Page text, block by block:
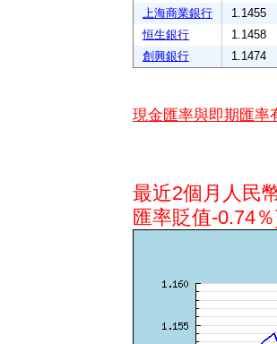
上海商業銀行
1.1455
恒生銀行
1.1458
創興銀行
1.1474
現金匯率與即期匯率
最近2個月人民
匯率貶值-0.74